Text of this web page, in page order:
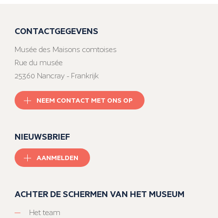
CONTACTGEGEVENS
Musée des Maisons comtoises
Rue du musée
25360 Nancray - Frankrijk
NEEM CONTACT MET ONS OP
NIEUWSBRIEF
AANMELDEN
ACHTER DE SCHERMEN VAN HET MUSEUM
Het team